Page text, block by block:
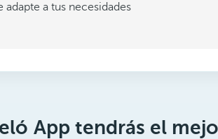
a tus necesidades
App tendrás el